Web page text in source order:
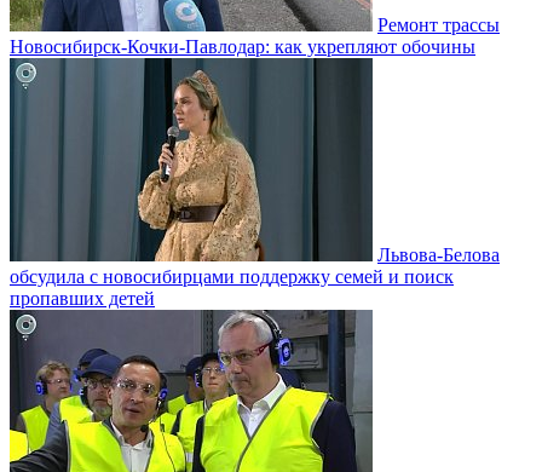
Ремонт трассы
Новосибирск-Кочки-Павлодар: как укрепляют обочины
Львова-Белова
обсудила с новосибирцами поддержку семей и поиск
пропавших детей